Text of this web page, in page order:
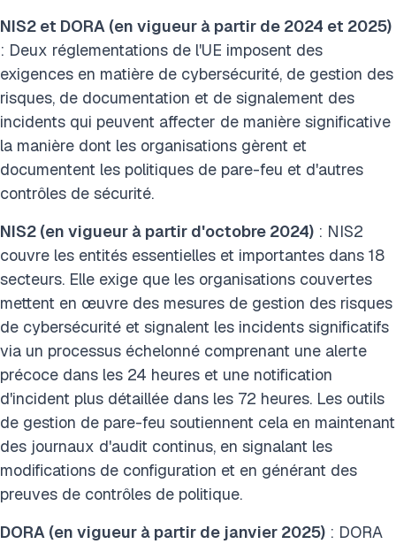
NIS2 et DORA (en vigueur à partir de 2024 et 2025)
: Deux réglementations de l'UE imposent des
exigences en matière de cybersécurité, de gestion des
risques, de documentation et de signalement des
incidents qui peuvent affecter de manière significative
la manière dont les organisations gèrent et
documentent les politiques de pare-feu et d'autres
contrôles de sécurité.
NIS2 (en vigueur à partir d'octobre 2024) : NIS2
couvre les entités essentielles et importantes dans 18
secteurs. Elle exige que les organisations couvertes
mettent en œuvre des mesures de gestion des risques
de cybersécurité et signalent les incidents significatifs
via un processus échelonné comprenant une alerte
précoce dans les 24 heures et une notification
d'incident plus détaillée dans les 72 heures. Les outils
de gestion de pare-feu soutiennent cela en maintenant
des journaux d'audit continus, en signalant les
modifications de configuration et en générant des
preuves de contrôles de politique.
DORA (en vigueur à partir de janvier 2025) : DORA